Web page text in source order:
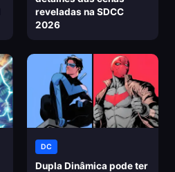
reveladas na SDCC
2026
DC
Dupla Dinâmica pode ter